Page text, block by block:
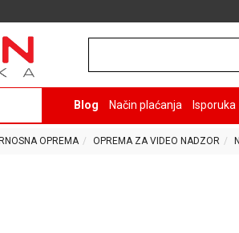
Blog Način plaćanja Isporuka
OPREMA OPREMA ZA VIDEO NADZOR